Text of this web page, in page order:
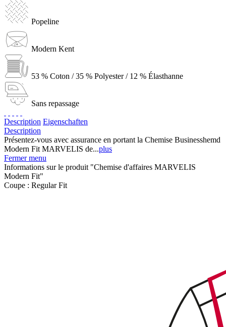
Popeline
Modern Kent
53 % Coton / 35 % Polyester / 12 % Élasthanne
Sans repassage
Description Eigenschaften
Description
Présentez-vous avec assurance en portant la Chemise Businesshemd
Modern Fit MARVELIS de...plus
Fermer menu
Informations sur le produit "Chemise d'affaires MARVELIS
Modern Fit"
Coupe : Regular Fit